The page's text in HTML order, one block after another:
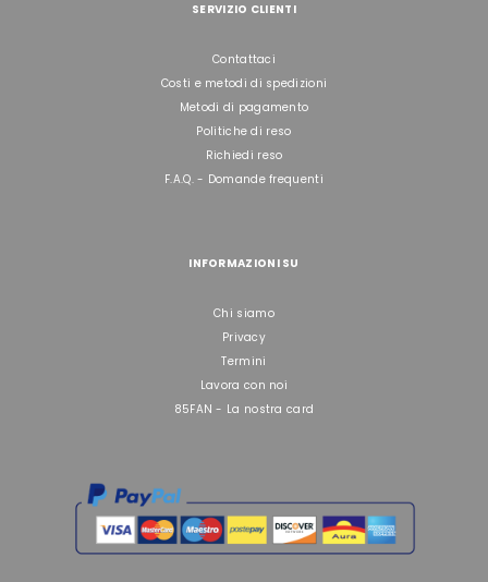
SERVIZIO CLIENTI
Contattaci
Costi e metodi di spedizioni
Metodi di pagamento
Politiche di reso
Richiedi reso
F.A.Q. - Domande frequenti
INFORMAZIONI SU
Chi siamo
Privacy
Termini
Lavora con noi
85FAN - La nostra card